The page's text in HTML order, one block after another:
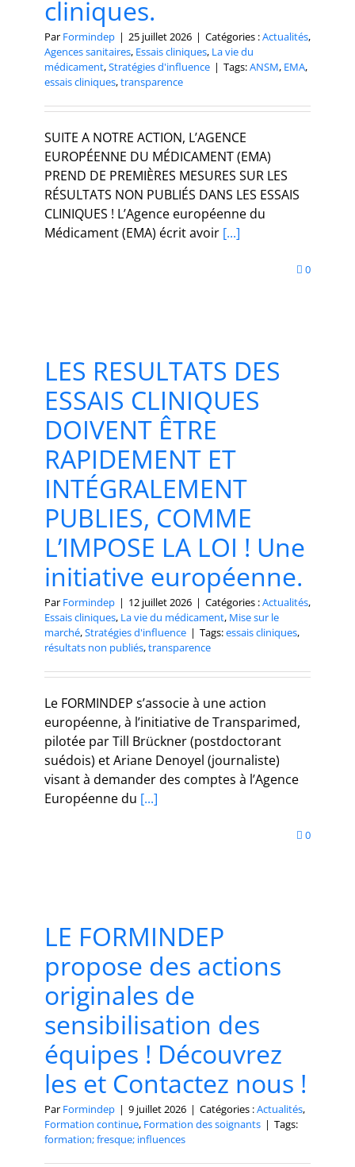
cliniques.
Par Formindep | 25 juillet 2026 | Catégories :Actualités,
Agences sanitaires, Essais cliniques, La vie du
médicament,Stratégies d'influence | Tags:ANSM, EMA,
essais cliniques,transparence
SUITE A NOTRE ACTION, L’AGENCE
EUROPÉENNE DU MÉDICAMENT (EMA)
PREND DE PREMIÈRES MESURES SUR LES
RÉSULTATS NON PUBLIÉS DANS LES ESSAIS
CLINIQUES ! L’Agence européenne du
Médicament (EMA) écrit avoir [...]
0
LES RESULTATS DES
ESSAIS CLINIQUES
DOIVENT ÊTRE
RAPIDEMENT ET
INTÉGRALEMENT
PUBLIES, COMME
L’IMPOSE LA LOI ! Une
initiative européenne.
Par Formindep | 12 juillet 2026 | Catégories :Actualités,
Essais cliniques, La vie du médicament, Mise sur le
marché,Stratégies d'influence | Tags:essais cliniques,
résultats non publiés,transparence
Le FORMINDEP s’associe à une action
européenne, à l’initiative de Transparimed,
pilotée par Till Brückner (postdoctorant
suédois) et Ariane Denoyel (journaliste)
visant à demander des comptes à l’Agence
Européenne du [...]
0
LE FORMINDEP
propose des actions
originales de
sensibilisation des
équipes ! Découvrez
les et Contactez nous !
Par Formindep | 9 juillet 2026 | Catégories :Actualités,
Formation continue, Formation des soignants | Tags:
formation; fresque; influences